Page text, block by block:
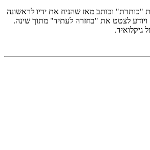
"כותרת" וכותב מאז שהניח את ידיו לראשונה
לצטט את "בחזרה לעתיד" מתוך שינה.
גיקלואיד.